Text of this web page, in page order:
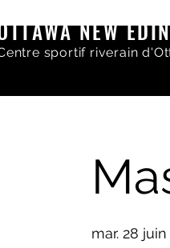
NEW
sportif riverain
mar. 28 juin